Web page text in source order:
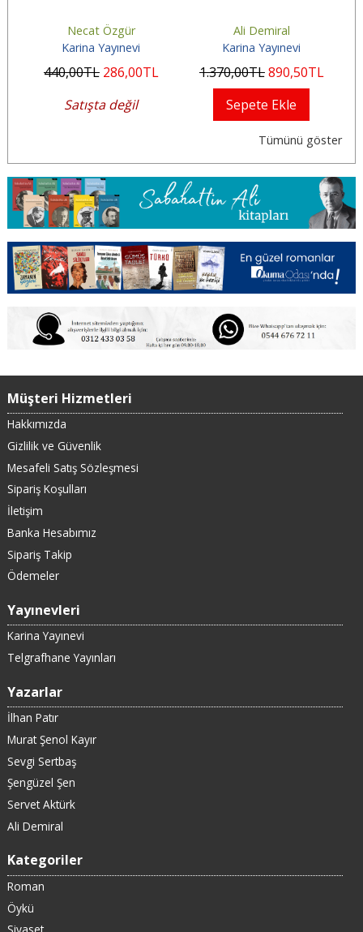
Necat Özgür
Karina Yayınevi
440,00TL 286,00TL
Satışta değil
Ali Demiral
Karina Yayınevi
1.370,00TL890,50TL
Sepete Ekle
Tümünü göster
Müşteri Hizmetleri
Hakkımızda
Gizlilik ve Güvenlik
Mesafeli Satış Sözleşmesi
Sipariş Koşulları
İletişim
Banka Hesabımız
Sipariş Takip
Ödemeler
Yayınevleri
Karina Yayınevi
Telgrafhane Yayınları
Yazarlar
İlhan Patır
Murat Şenol Kayır
Sevgi Sertbaş
Şengüzel Şen
Servet Aktürk
Ali Demiral
Kategoriler
Roman
Öykü